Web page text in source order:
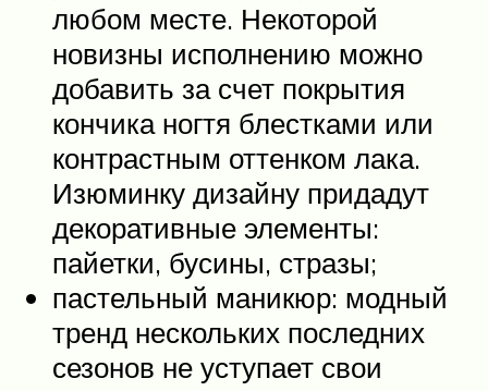
любом месте. Некоторой
новизны исполнению можно
добавить за счет покрытия
кончика ногтя блестками или
контрастным оттенком лака.
Изюминку дизайну придадут
декоративные элементы:
пайетки, бусины, стразы;
пастельный маникюр: модный
тренд нескольких последних
сезонов не уступает свои